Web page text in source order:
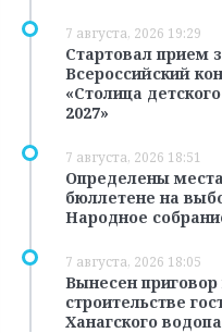
7 августа, 2026 19:29
Стартовал прием
Всероссийский
«Столица
2027»
7 августа, 2026 18:51
Определены
бюллетене на
Народное
7 августа, 2026 18:05
Вынесен приговор
строительстве
Ханагского